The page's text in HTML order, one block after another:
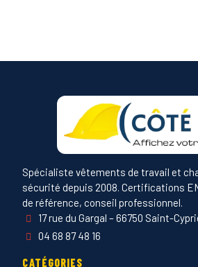
Spécialiste vêtements de travail et
sécurité depuis 2008. Certifications EN
de référence, conseil professionnel.
17 rue du Gargal – 66750 Saint-
04 68 87 48 16
CATÉGORIES
Chaussures de sécurité